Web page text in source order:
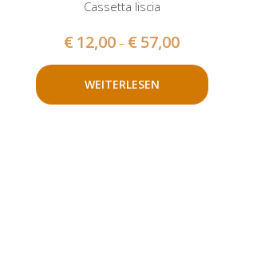
Cassetta liscia
€ 12,00 – € 57,00
WEITERLESEN